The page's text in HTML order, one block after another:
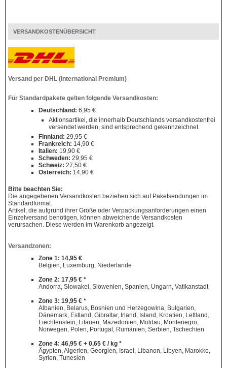
VERSANDKOSTENÜBERSICHT
Versand per DHL (International Premium)
Für Standardpakete gelten folgende Versandkosten:
Deutschland: 6,95 €
Aktionsartikel, die innerhalb Deutschlands versandkostenfrei
versendet werden, sind entsprechend gekennzeichnet.
Finnland: 29,95 €
Frankreich: 14,90 €
Italien: 19,90 €
Schweden: 29,95 €
Schweiz: 27,50 €
Österreich: 14,90 €
Bitte beachten Sie:
Die angegebenen Versandkosten beziehen sich auf Paketsendungen im
Standardformat.
Artikel, die aufgrund ihrer Größe oder Verpackungsanforderungen einen
Einzelversand benötigen, können abweichende Versandkosten
verursachen. Diese werden im Warenkorb angezeigt.
Versandzonen:
Zone 1: 14,95 €
Belgien, Luxemburg, Niederlande
Zone 2: 17,95 € *
Andorra, Slowakei, Slowenien, Spanien, Ungarn, Vatikanstadt
Zone 3: 19,95 € *
Albanien, Belarus, Bosnien und Herzegowina, Bulgarien,
Dänemark, Estland, Gibraltar, Irland, Island, Kroatien, Lettland,
Liechtenstein, Litauen, Mazedonien, Moldau, Montenegro,
Norwegen, Polen, Portugal, Rumänien, Serbien, Tschechien
Zone 4: 46,95 € + 0,65 € / kg *
Ägypten, Algerien, Georgien, Israel, Libanon, Libyen, Marokko,
Syrien, Tunesien